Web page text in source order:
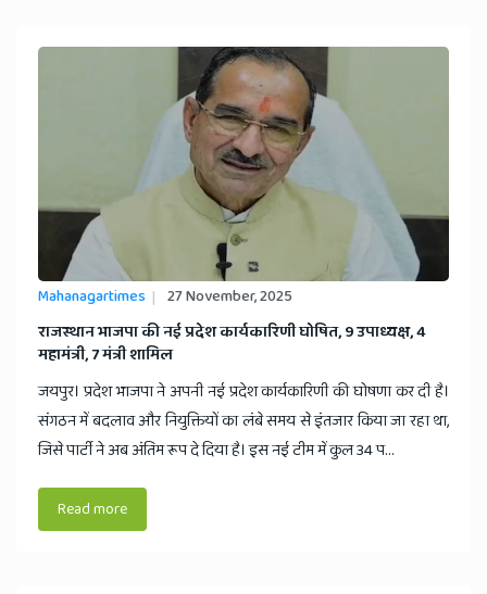
Mahanagartimes 27 November, 2025
​राजस्थान भाजपा की नई प्रदेश कार्यकारिणी घोषित, 9 उपाध्यक्ष, 4
महामंत्री, 7 मंत्री शामिल
जयपुर। प्रदेश भाजपा ने अपनी नई प्रदेश कार्यकारिणी की घोषणा कर दी है।
संगठन में बदलाव और नियुक्तियों का लंबे समय से इंतजार किया जा रहा था,
जिसे पार्टी ने अब अंतिम रूप दे दिया है। इस नई टीम में कुल 34 प...
Read more